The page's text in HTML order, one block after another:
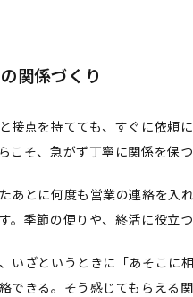
関係づくり
接点を持てても、すぐに依頼
こそ、急がず丁寧に関係を保つ
あとに何度も営業の連絡を入
。季節の便りや、終活に役立
いざというときに「あそこに
できる。そう感じてもらえる